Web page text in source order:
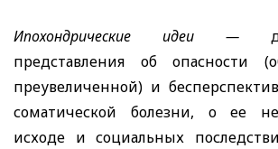
Ипохондрические идеи —
представления об опасности
преувеличенной) и
соматической болезни, о ее
исходе и социальных